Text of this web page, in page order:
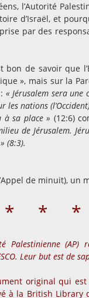
l’Autorité
d’Israël, et
par des
de savoir que
», mais sur la
« Jérusalem sera une
les nations
à sa place » (12:6)
de Jérusalem.
(8:3).
de minuit), un
* *
Palestinienne
Leur but est de
original qui
à la British Library